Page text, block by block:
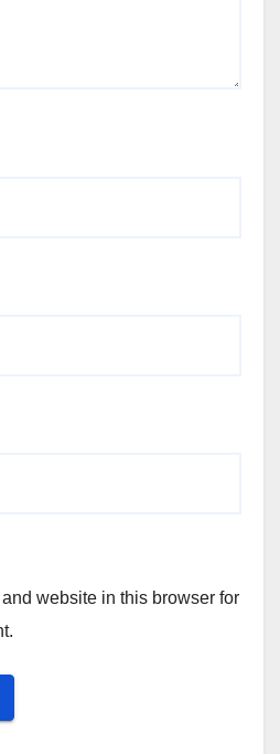
website in this browser for